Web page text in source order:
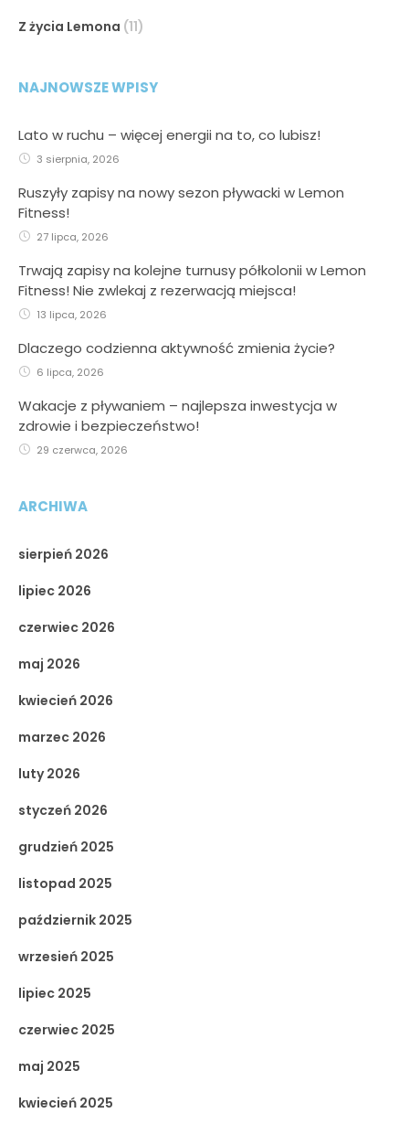
PRZYGÓD!
Już dziś możesz zapisać swoje dziecko na
radością i
Z życia Lemona (11)
NAJNOWSZE WPISY
Lato w ruchu – więcej energii na to, co lubisz!
3 sierpnia, 2026
Ruszyły zapisy na nowy sezon pływacki w Lemon
Fitness!
27 lipca, 2026
Trwają zapisy na kolejne turnusy półkolonii w Lemon
Fitness! Nie zwlekaj z rezerwacją miejsca!
13 lipca, 2026
Dlaczego codzienna aktywność zmienia życie?
6 lipca, 2026
Wakacje z pływaniem – najlepsza inwestycja w
zdrowie i bezpieczeństwo!
29 czerwca, 2026
ARCHIWA
sierpień 2026
lipiec 2026
czerwiec 2026
maj 2026
kwiecień 2026
marzec 2026
luty 2026
styczeń 2026
grudzień 2025
listopad 2025
październik 2025
wrzesień 2025
lipiec 2025
czerwiec 2025
maj 2025
kwiecień 2025